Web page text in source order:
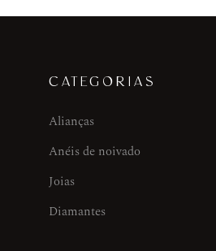
CATEGORIAS
Alianças
Anéis de noivado
Joias
Diamantes